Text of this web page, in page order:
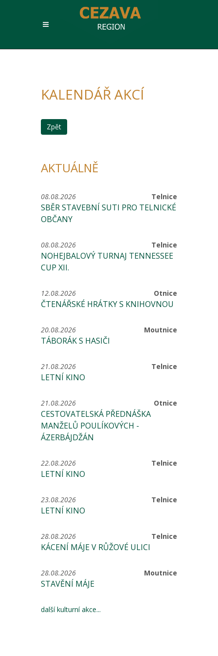
KALENDÁŘ AKCÍ
Zpět
AKTUÁLNĚ
Telnice
08.08.2026
SBĚR STAVEBNÍ SUTI PRO TELNICKÉ
OBČANY
Telnice
08.08.2026
NOHEJBALOVÝ TURNAJ TENNESSEE
CUP XII.
Otnice
12.08.2026
ČTENÁŘSKÉ HRÁTKY S KNIHOVNOU
Moutnice
20.08.2026
TÁBORÁK S HASIČI
Telnice
21.08.2026
LETNÍ KINO
Otnice
21.08.2026
CESTOVATELSKÁ PŘEDNÁŠKA
MANŽELŮ POULÍKOVÝCH -
ÁZERBÁJDŽÁN
Telnice
22.08.2026
LETNÍ KINO
Telnice
23.08.2026
LETNÍ KINO
Telnice
28.08.2026
KÁCENÍ MÁJE V RŮŽOVÉ ULICI
Moutnice
28.08.2026
STAVĚNÍ MÁJE
další kulturní akce...